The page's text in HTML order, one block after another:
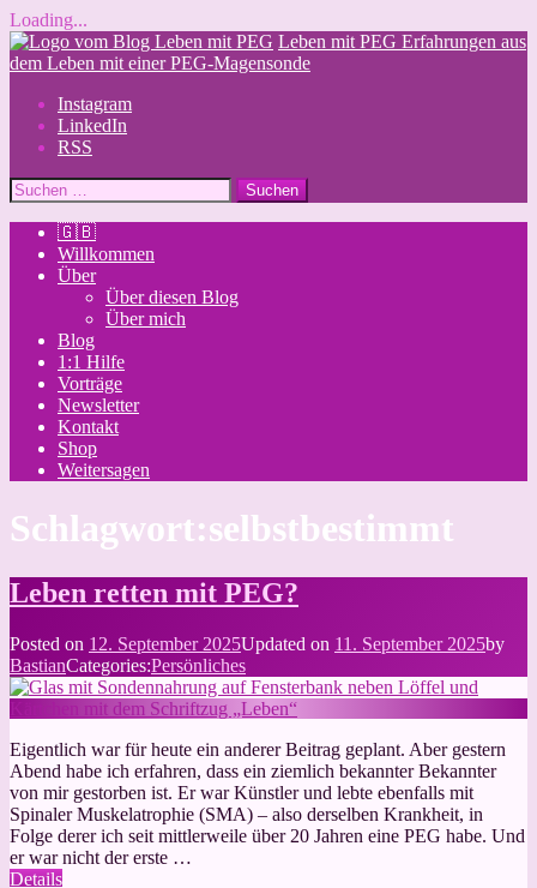
Loading...
Skip
to
Leben mit PEG Erfahrungen aus
dem Leben mit einer PEG-Magensonde
Instagram
LinkedIn
RSS
Suchen
nach:
🇬🇧
Willkommen
Über
Über diesen Blog
Über mich
Blog
1:1 Hilfe
Vorträge
Newsletter
Kontakt
Shop
Weitersagen
Schlagwort:selbstbestimmt
Leben retten mit PEG?
Posted on 12. September 2025Updated on 11. September 2025by
BastianCategories:Persönliches
Eigentlich war für heute ein anderer Beitrag geplant. Aber gestern
Abend habe ich erfahren, dass ein ziemlich bekannter Bekannter
von mir gestorben ist. Er war Künstler und lebte ebenfalls mit
Spinaler Muskelatrophie (SMA) – also derselben Krankheit, in
Folge derer ich seit mittlerweile über 20 Jahren eine PEG habe. Und
er war nicht der erste …
Details